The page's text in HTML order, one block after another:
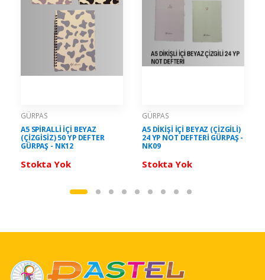
GÜRPAS
A5 SPİRALLİ İÇİ BEYAZ
(ÇİZGİSİZ) 50 YP DEFTER
GÜRPAŞ - NK12
Stokta Yok
GÜRPAS
A5 DİKİŞİ İÇİ BEYAZ (ÇİZGİLİ)
24 YP NOT DEFTERİ GÜRPAŞ -
NK09
Stokta Yok